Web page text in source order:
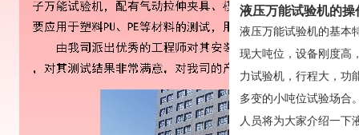
液压万能试验机的
液压万能试验机的基本
现大吨位，设备刚度高
力试验机，行程大，功
多变的小吨位试验场合
人员将为大家介绍一下